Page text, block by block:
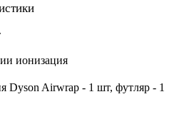
ионизация
Dyson Airwrap - 1 шт, футляр - 1